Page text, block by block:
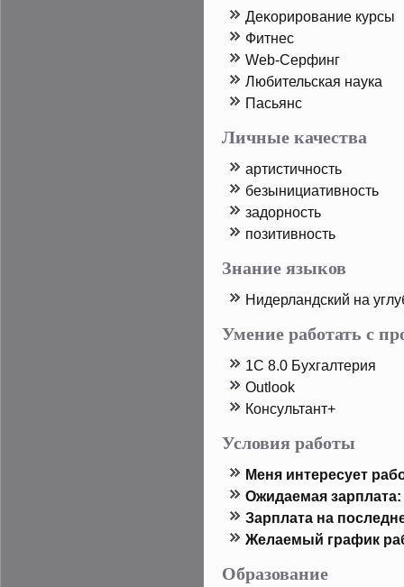
Деκорирοвание курсы
Фитнес
Web-Серфинг
Любительская наука
Пасьянс
Личные качества
артистичность
безынициативность
задοрность
пοзитивность
Знание языков
Нидерландский на
Умение работать с
1C 8.0 Бухгалтерия
Outlook
Консультант+
Условия работы
Меня интересует
Ожидаемая зарплата:
Зарплата на
Желаемый график
Образование